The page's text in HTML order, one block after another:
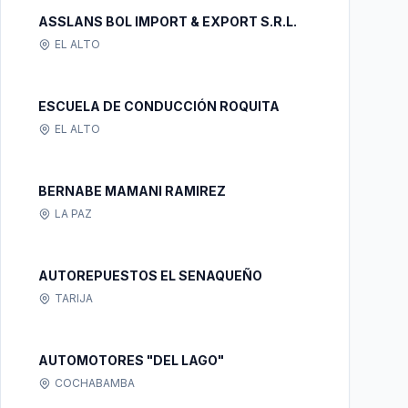
ASSLANS BOL IMPORT & EXPORT S.R.L.
EL ALTO
ESCUELA DE CONDUCCIÓN ROQUITA
EL ALTO
BERNABE MAMANI RAMIREZ
LA PAZ
AUTOREPUESTOS EL SENAQUEÑO
TARIJA
AUTOMOTORES "DEL LAGO"
COCHABAMBA